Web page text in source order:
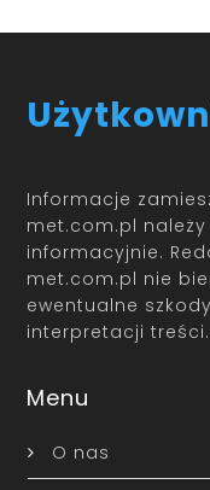
Informacje
met.com.pl
informacyjnie.
met.com.pl nie
ewentualne
interpretacji treści.
Menu
O nas